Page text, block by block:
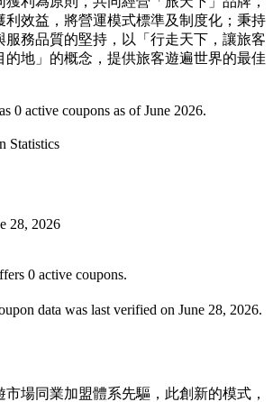
利效益，將營運模式標準及制度化；秉持
服務品質的堅持，以「行走天下，讓旅客
的地」的概念，提供旅客遊遍世界的最佳
0 active coupons as of June 2026.
Statistics
28, 2026
0 active coupons.
data was last verified on June 28, 2026.
市場同業加盟體系先驅，此創新的模式，